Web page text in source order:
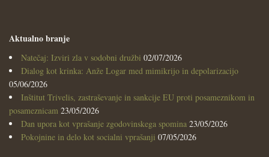
Aktualno branje
Natečaj: Izviri zla v sodobni družbi 02/07/2026
Dialog kot krinka: Anže Logar med mimikrijo in depolarizacijo
05/06/2026
Inštitut Trivelis, zastraševanje in sankcije EU proti posameznikom in
posameznicam 23/05/2026
Dan upora kot vprašanje zgodovinskega spomina 23/05/2026
Pokojnine in delo kot socialni vprašanji 07/05/2026